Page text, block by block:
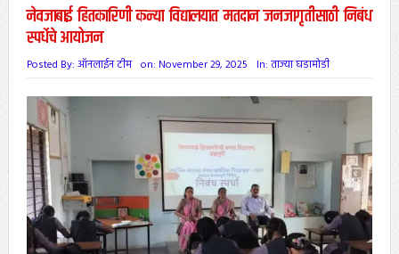
नेवजाबाई हितकारिणी कन्या विद्यालयात मतदान जनजागृतीसाठी निबंध
स्पर्धेचे आयोजन
Posted By: ऑनलाईन टीम on: November 29, 2025 In: ताज्या घडामोडी